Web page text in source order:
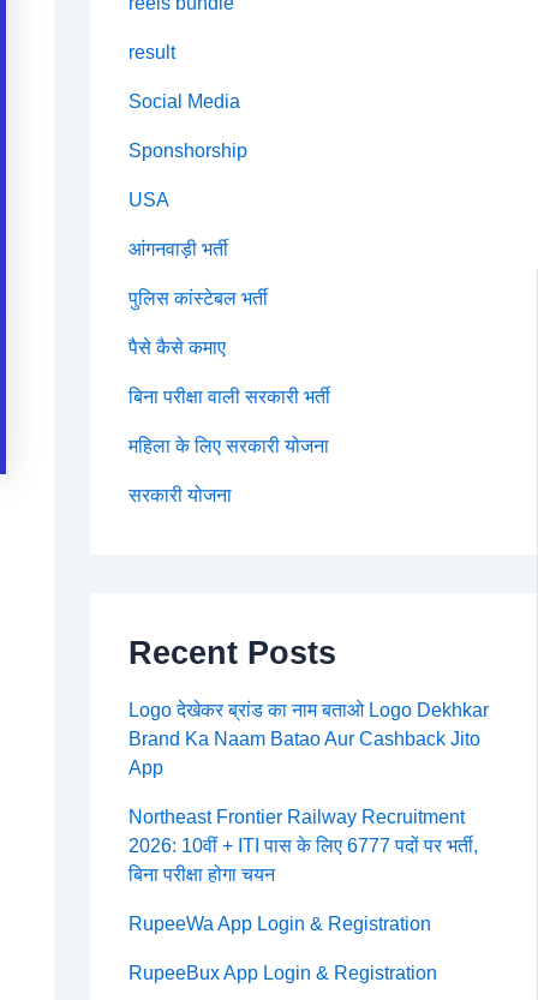
result
Social Media
Sponshorship
USA
आंगनवाड़ी भर्ती
पुलिस कांस्टेबल भर्ती
पैसे कैसे कमाए
बिना परीक्षा वाली सरकारी भर्ती
महिला के लिए सरकारी योजना
सरकारी योजना
Recent Posts
Logo देखेकर ब्रांड का नाम बताओ Logo Dekhkar
Brand Ka Naam Batao Aur Cashback Jito
App
Northeast Frontier Railway Recruitment
2026: 10वीं + ITI पास के लिए 6777 पदों पर भर्ती,
बिना परीक्षा होगा चयन
RupeeWa App Login & Registration
RupeeBux App Login & Registration